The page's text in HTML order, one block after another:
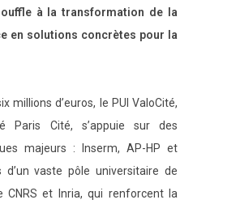
à la transformation de la
en solutions concrètes pour la
millions d’euros, le PUI ValoCité,
Paris Cité, s’appuie sur des
majeurs : Inserm, AP-HP et
d’un vaste pôle universitaire de
CNRS et Inria, qui renforcent la